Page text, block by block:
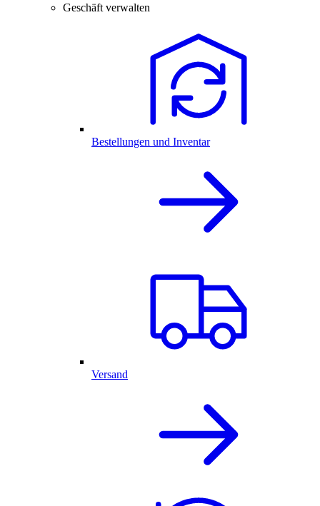
Geschäft verwalten
Bestellungen und Inventar
Versand